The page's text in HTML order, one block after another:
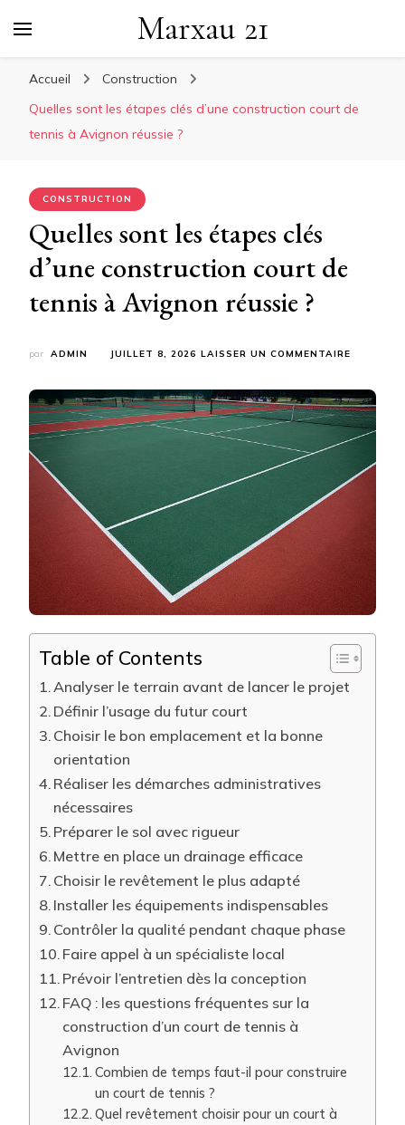
Marxau 21
Accueil
Construction
Quelles sont les étapes clés d’une construction court de
tennis à Avignon réussie ?
CONSTRUCTION
Quelles sont les étapes clés
d’une construction court de
tennis à Avignon réussie ?
par ADMIN JUILLET 8, 2026 LAISSER UN COMMENTAIRE
LES
ÉTAPES
CLÉS
COURT
Table of Contents
Analyser le terrain avant de lancer le projet
Définir l’usage du futur court
Choisir le bon emplacement et la bonne
orientation
Réaliser les démarches administratives
nécessaires
Préparer le sol avec rigueur
Mettre en place un drainage efficace
Choisir le revêtement le plus adapté
Installer les équipements indispensables
Contrôler la qualité pendant chaque phase
Faire appel à un spécialiste local
Prévoir l’entretien dès la conception
FAQ : les questions fréquentes sur la
construction d’un court de tennis à
Avignon
Combien de temps faut-il pour construire
un court de tennis ?
Quel revêtement choisir pour un court à